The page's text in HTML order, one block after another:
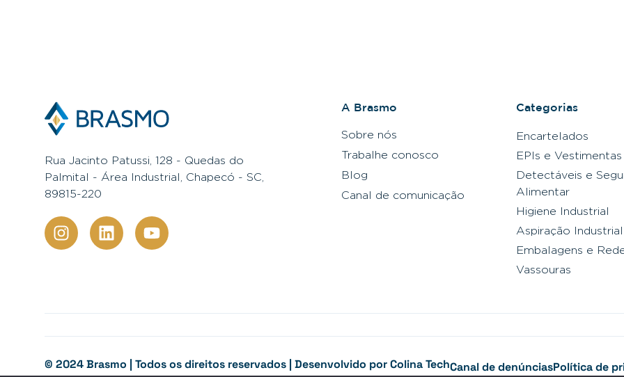
Rua Jacinto Patussi, 128 - Quedas do
Palmital - Área Industrial, Chapecó - SC,
89815-220
A Brasmo
Sobre nós
Trabalhe conosco
Blog
Canal de comunicação
Categorias
Encartelados
EPIs e Vestimentas
Detectáveis e
Alimentar
Higiene Industrial
Aspiração Industrial
Embalagens e
Vassouras
© 2024 Brasmo | Todos os direitos reservados | Desenvolvido porColina TechCanal de denúnciasPolítica de